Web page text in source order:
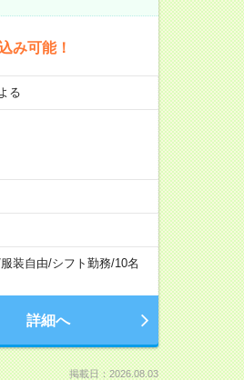
み可能！
る
服装自由/シフト勤務/10名
詳細へ
掲載日：2026.08.03